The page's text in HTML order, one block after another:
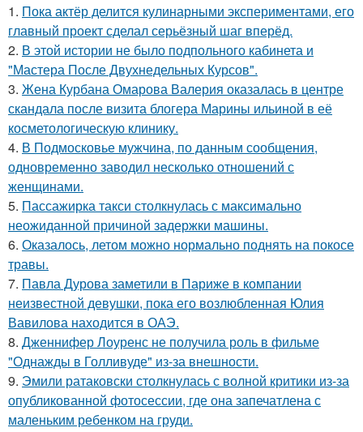
1. Пока актёр делится кулинарными экспериментами, его
главный проект сделал серьёзный шаг вперёд.
2. В этой истории не было подпольного кабинета и
"Мастера После Двухнедельных Курсов".
3. Жена Курбана Омарова Валерия оказалась в центре
скандала после визита блогера Марины ильиной в её
косметологическую клинику.
4. В Подмосковье мужчина, по данным сообщения,
одновременно заводил несколько отношений с
женщинами.
5. Пассажирка такси столкнулась с максимально
неожиданной причиной задержки машины.
6. Оказалось, летом можно нормально поднять на покосе
травы.
7. Павла Дурова заметили в Париже в компании
неизвестной девушки, пока его возлюбленная Юлия
Вавилова находится в ОАЭ.
8. Дженнифер Лоуренс не получила роль в фильме
"Однажды в Голливуде" из-за внешности.
9. Эмили ратаковски столкнулась с волной критики из-за
опубликованной фотосессии, где она запечатлена с
маленьким ребенком на груди.